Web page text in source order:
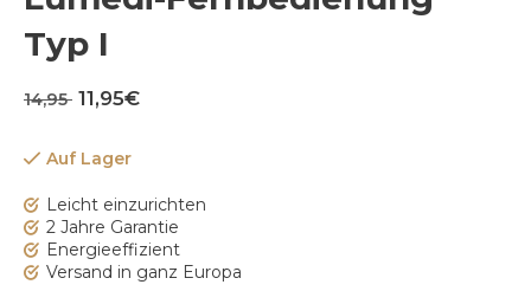
Typ I
14,95 11,95€
Auf Lager
Leicht einzurichten
2 Jahre Garantie
Energieeffizient
Versand in ganz Europa